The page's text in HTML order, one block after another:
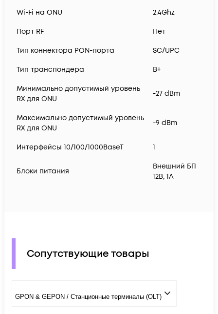
Wi-Fi на ONU 2.4Ghz
Порт RF Нет
Тип коннектора PON-порта SC/UPC
Тип транспондера B+
Минимально допустимый уровень
RX для ONU
-27 dBm
Максимально допустимый уровень
RX для ONU
-9 dBm
Интерфейсы 10/100/1000BaseT 1
Блоки питания
Внешний БП
12В, 1А
Сопутствующие товары
GPON & GEPON / Станционные терминалы (OLT)